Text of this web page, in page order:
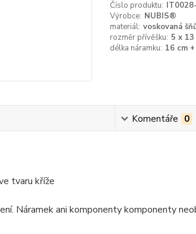
Číslo produktu:
Výrobce: NUBIS®
materiál: voskovaná
rozměr přívěšku: 5 x 13
délka náramku: 16 cm
Komentáře 0
tvaru kříže
Náramek ani komponenty komponenty